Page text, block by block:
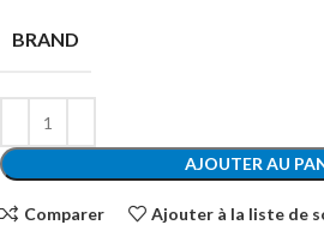
BRAND
AJOUTER AU
Comparer Ajouter à la liste de